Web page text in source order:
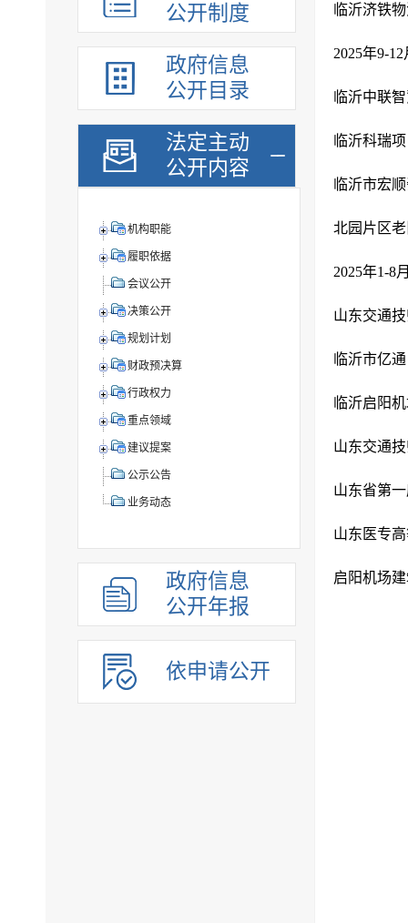
公开制度
政府信息
公开目录
法定主动
公开内容
机构职能
履职依据
会议公开
决策公开
规划计划
财政预决算
行政权力
重点领域
建议提案
公示公告
业务动态
政府信息
公开年报
依申请公开
临沂济铁
2025年9-
临沂中联
临沂市宏
北园片区
2025年1-8
山东交通
临沂市亿
临沂启阳
山东交通
山东省第
启阳机场